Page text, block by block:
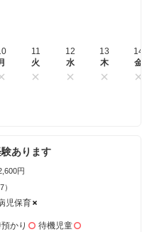
11
火
12
水
13
木
14
金
あります
円
）
児保育
かり 待機児童